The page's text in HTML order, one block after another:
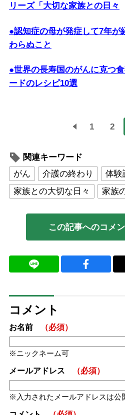
リーズ「大切な家族との日々
●認知症の母が発症して7年が
わらぬこと
●世界の長寿国のがんに克つ
ードのレシピ10選
1 2
関連キーワード
がん
介護の終わり
体験
家族との大切な日々
家族
この記事へのコメ
コメント
お名前 （必須）
ニックネーム可
メールアドレス （必須）
入力されたメールアドレスは公